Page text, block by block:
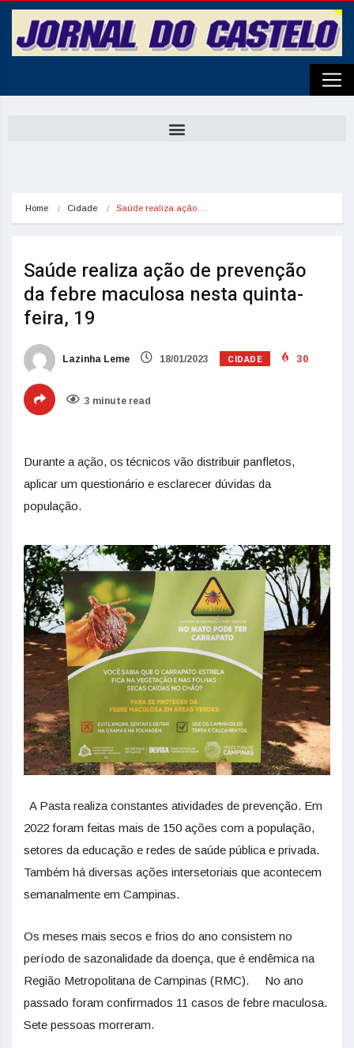
Home Cidade Saúde realiza ação…
Saúde realiza ação de prevenção
da febre maculosa nesta quinta-
feira, 19
Lazinha Leme 18/01/2023 CIDADE 30
3 minute read
Durante a ação, os técnicos vão distribuir panfletos,
aplicar um questionário e esclarecer dúvidas da
população.
A Pasta realiza constantes atividades de prevenção. Em
2022 foram feitas mais de 150 ações com a população,
setores da educação e redes de saúde pública e privada.
Também há diversas ações intersetoriais que acontecem
semanalmente em Campinas.
Os meses mais secos e frios do ano consistem no
período de sazonalidade da doença, que é endêmica na
Região Metropolitana de Campinas (RMC). No ano
passado foram confirmados 11 casos de febre maculosa.
Sete pessoas morreram.